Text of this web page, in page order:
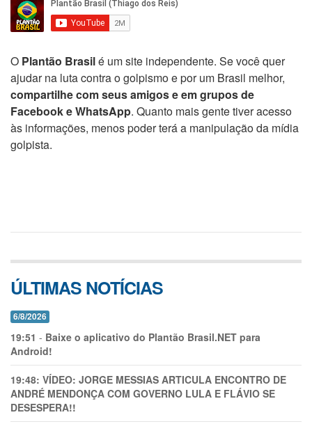
O Plantão Brasilé um site independente. Se você quer
ajudar na luta contra o golpismo e por um Brasil melhor,
compartilhe com seus amigos e em grupos de
Facebook e WhatsApp. Quanto mais gente tiver acesso
às informações, menos poder terá a manipulação da mídia
golpista.
ÚLTIMAS NOTÍCIAS
6/8/2026
19:51 - Baixe o aplicativo do Plantão Brasil.NET para
Android!
19:48: VÍDEO: JORGE MESSIAS ARTICULA ENCONTRO DE
ANDRÉ MENDONÇA COM GOVERNO LULA E FLÁVIO SE
DESESPERA!!